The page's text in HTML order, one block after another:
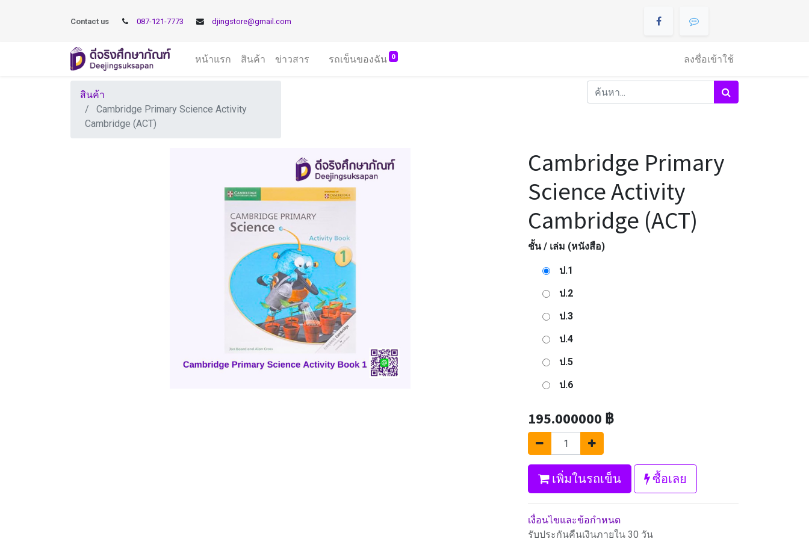
Contact us 087-121-7773 djingstore@gmail.com
หน้าแรก สินค้า ข่าวสาร รถเข็นของฉัน 0 ลงชื่อเข้าใช้
สินค้า
Cambridge Primary Science Activity
Cambridge (ACT)
Cambridge Primary
Science Activity
Cambridge (ACT)
ชั้น / เล่ม (หนังสือ)
ป.1
ป.2
ป.3
ป.4
ป.5
ป.6
195.000000 ฿
เพิ่มในรถเข็น ซื้อเลย
เงื่อนไขและข้อกำหนด
รับประกันคืนเงินภายใน 30 วัน